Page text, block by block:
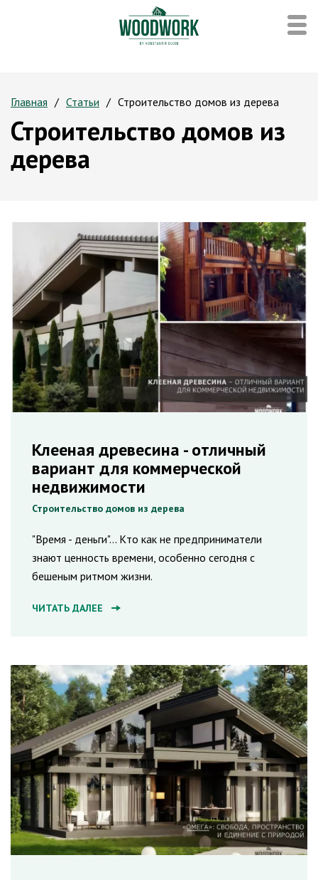
Главная Статьи Строительство домов из дерева
Строительство домов из
дерева
Клееная древесина - отличный
вариант для коммерческой
недвижимости
Строительство домов из дерева
"Время - деньги"... Кто как не предприниматели
знают ценность времени, особенно сегодня с
бешеным ритмом жизни.
ЧИТАТЬ ДАЛЕЕ